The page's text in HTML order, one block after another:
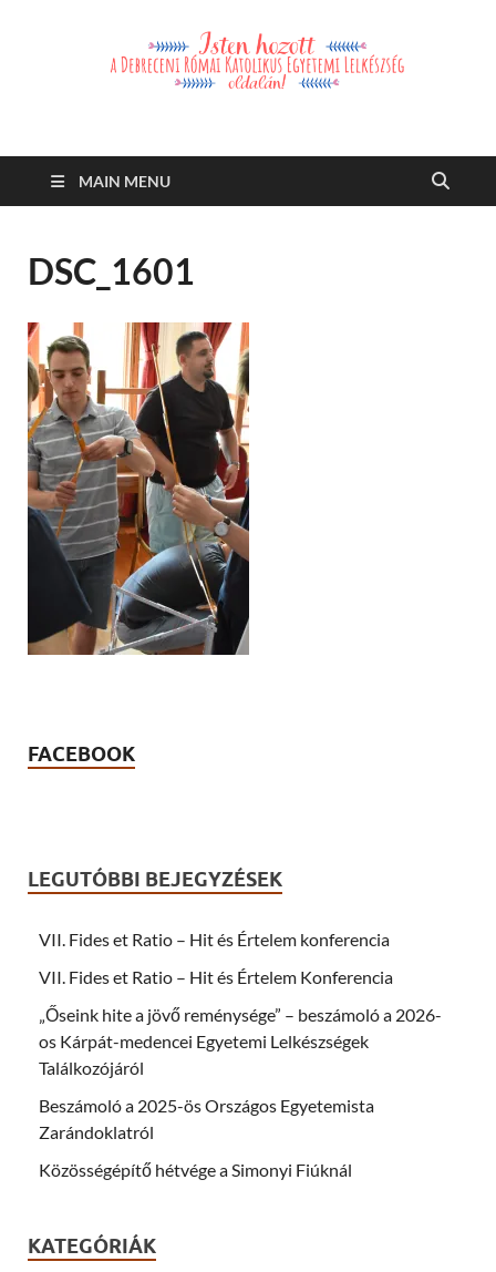
Debreceni Római
Katolikus Egyetemi
Lelkészség
Katolikus Szent László Szakkollégium hírei, eseményei
MAIN MENU
DSC_1601
FACEBOOK
LEGUTÓBBI BEJEGYZÉSEK
VII. Fides et Ratio – Hit és Értelem konferencia
VII. Fides et Ratio – Hit és Értelem Konferencia
„Őseink hite a jövő reménysége” – beszámoló a 2026-
os Kárpát-medencei Egyetemi Lelkészségek
Találkozójáról
Beszámoló a 2025-ös Országos Egyetemista
Zarándoklatról
Közösségépítő hétvége a Simonyi Fiúknál
KATEGÓRIÁK